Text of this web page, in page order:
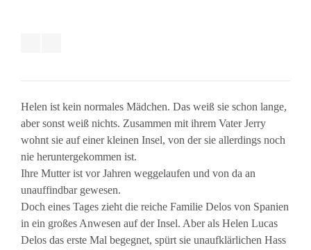
Helen ist kein normales Mädchen. Das weiß sie schon lange,
aber sonst weiß nichts. Zusammen mit ihrem Vater Jerry
wohnt sie auf einer kleinen Insel, von der sie allerdings noch
nie heruntergekommen ist.
Ihre Mutter ist vor Jahren weggelaufen und von da an
unauffindbar gewesen.
Doch eines Tages zieht die reiche Familie Delos von Spanien
in ein großes Anwesen auf der Insel. Aber als Helen Lucas
Delos das erste Mal begegnet, spürt sie unaufklärlichen Hass